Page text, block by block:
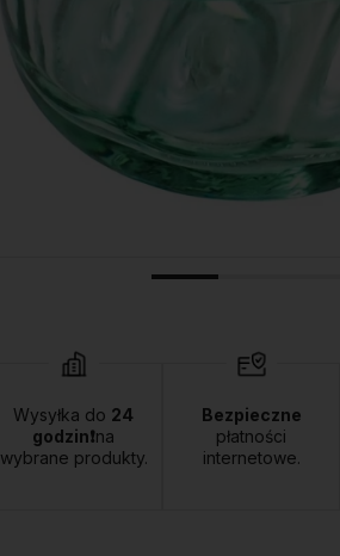
Wysyłka do 24
godzin❗na
wybrane produkty.
Bezpieczne
płatności
internetowe.